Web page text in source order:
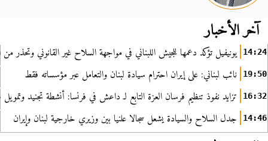
آخر الأخبار
14:24 يونيفيل تؤكد دعمها للجيش اللبناني في مواجهة السلاح غير القانوني وتحذر من
19:50 نائب لبناني: على إيران احترام سيادة لبنان والتعامل عبر مؤسساته فقط
16:32 تزايد نفوذ تنظيم فرسان العزة التابع لـ داعش في فرنسا: أنشطة تجنيد
14:46 جدل السلاح والسيادة يشعل سجالا علنيا بين وزيري خارجية لبنان وإيران